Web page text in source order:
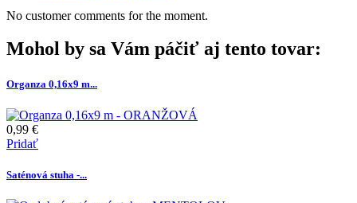
No customer comments for the moment.
Mohol by sa Vám páčiť aj tento tovar:
Organza 0,16x9 m...
0,99 €
Pridať
Saténová stuha -...